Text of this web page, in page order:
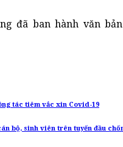
đã ban hành văn
tác tiêm vắc xin Covid-19
bộ, sinh viên trên tuyến đầu